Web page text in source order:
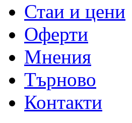
Стаи и цени
Оферти
Мнения
Търново
Контакти